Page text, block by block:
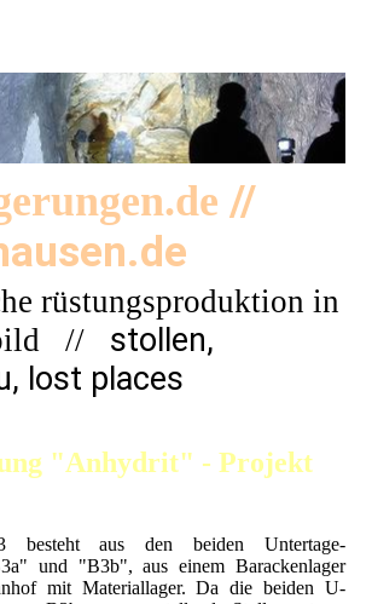
//
rüstungsproduktion in
// stollen,
lost places
"Anhydrit" - Projekt
besteht aus den beiden Untertage-
und "B3b", aus einem Barackenlager
mit Materiallager. Da die beiden U-